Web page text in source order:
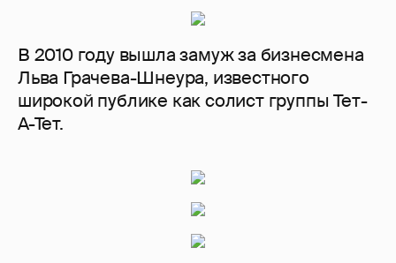
В 2010 году вышла замуж за бизнесмена
Льва Грачева-Шнеура, известного
широкой публике как солист группы Тет-
А-Тет.